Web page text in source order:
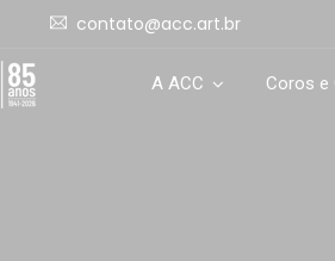
contato@acc.art.br
A ACC Coros e